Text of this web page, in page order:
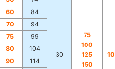
30
75
100
125
150
60
84
70
94
75
99
80
104
90
114